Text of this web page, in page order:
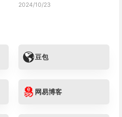
2024/10/23
豆包
网易博客